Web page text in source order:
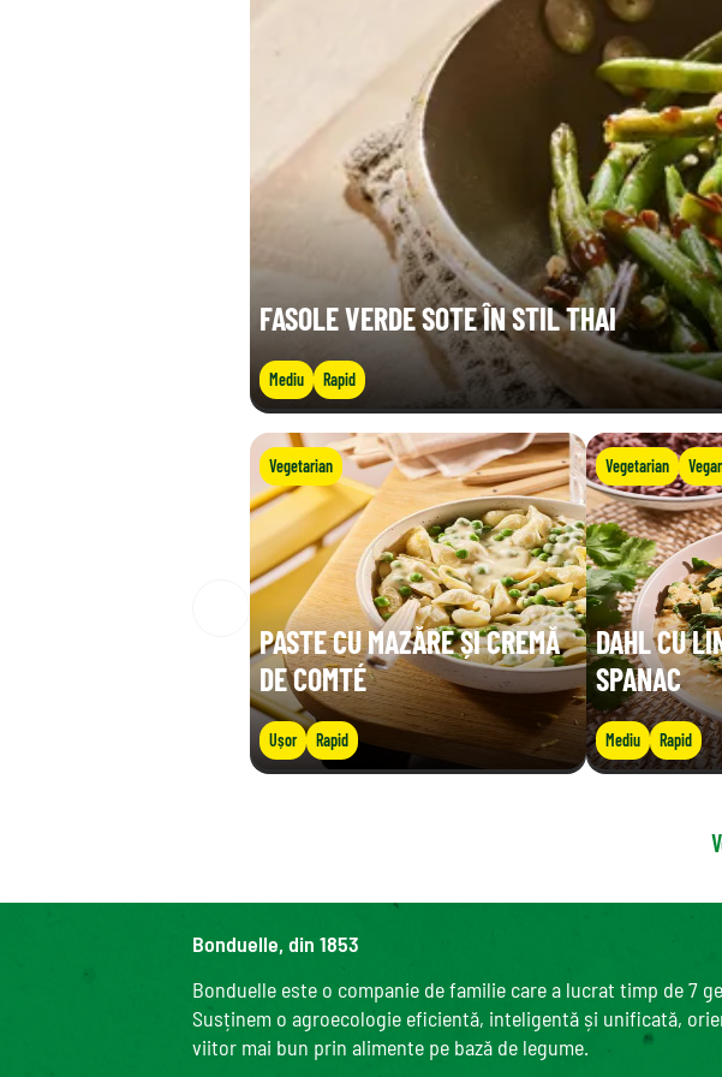
FASOLE VERDE SOTE ÎN STIL THAI
Mediu Rapid
Vegetarian
PASTE CU MAZĂRE ȘI CREMĂ
DE COMTÉ
Ușor Rapid
Vegetarian
DAHL CU
SPANAC
Mediu Rapid
Bonduelle, din 1853
Bonduelle este o companie de familie care a lucrat timp de 7
Susținem o agroecologie eficientă, inteligentă și unificată,
viitor mai bun prin alimente pe bază de legume.